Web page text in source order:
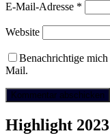
E-Mail-Adresse *
Website
Benachrichtige
Mail.
Highlight 2023